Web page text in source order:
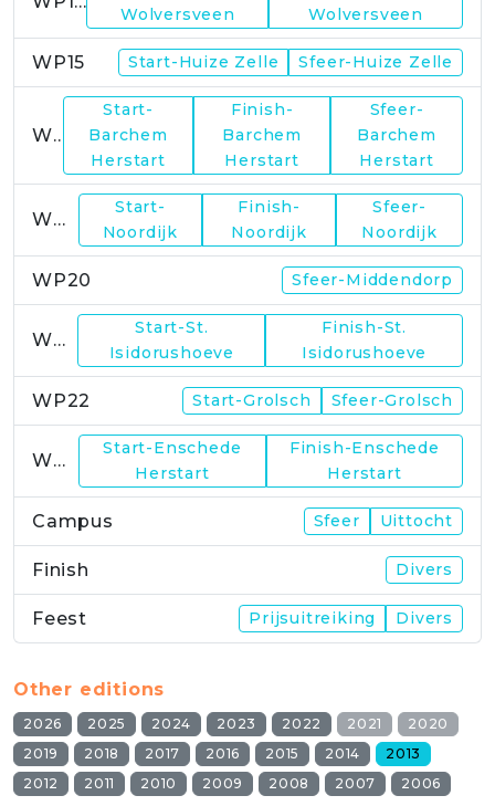
Wolversveen Wolversveen
WP15 Start-Huize Zelle Sfeer-Huize Zelle
WP17
Start-
Barchem
Herstart
Finish-
Barchem
Herstart
Sfeer-
Barchem
Herstart
WP19
Start-
Noordijk
Finish-
Noordijk
Sfeer-
Noordijk
WP20 Sfeer-Middendorp
WP21
Start-St.
Isidorushoeve
Finish-St.
Isidorushoeve
WP22 Start-Grolsch Sfeer-Grolsch
WP23
Start-Enschede
Herstart
Finish-Enschede
Herstart
Campus Sfeer Uittocht
Finish Divers
Feest Prijsuitreiking Divers
Other editions
2026 2025 2024 2023 2022 2021
2020
2019
2018 2017 2016 2015 2014
2013
2012
2011 2010 2009 2008 2007 2006